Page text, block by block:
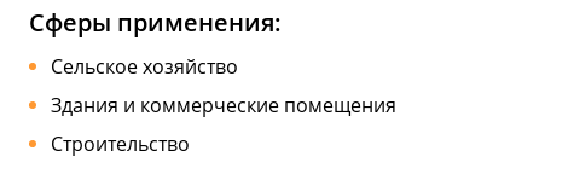
Сферы применения:
Сельское хозяйство
Здания и коммерческие помещения
Строительство